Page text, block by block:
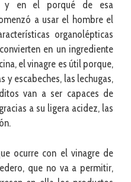
y en el porqué de esa
a usar el hombre el
organolépticas
en un ingrediente
el vinagre es útil porque,
y escabeches, las lechugas,
van a ser capaces de
a su ligera acidez, las
ocurre con el vinagre de
que no va a permitir,